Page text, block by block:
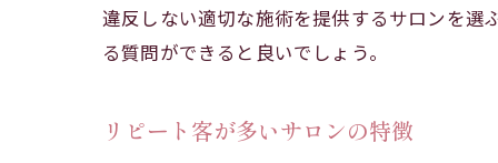
違反しない適切な施術を提供するサロンを選
る質問ができると良いでしょう。
リピート客が多いサロンの特徴